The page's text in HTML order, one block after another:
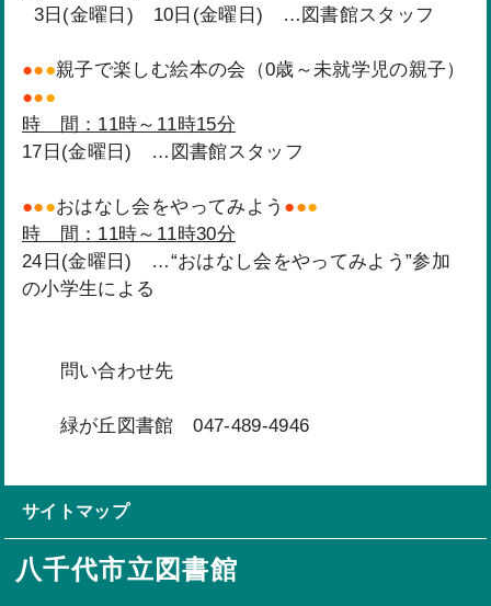
3日(金曜日) 10日(金曜日) …図書館スタッフ
●●●親子で楽しむ絵本の会（0歳～未就学児の親子）
●●●
時 間：11時～11時15分
17日(金曜日) …図書館スタッフ
●●●おはなし会をやってみよう ●●●
時 間：11時～11時30分
24日(金曜日) …“おはなし会をやってみよう”参加
の小学生による
問い合わせ先
緑が丘図書館 047-489-4946
サイトマップ
八千代市立図書館